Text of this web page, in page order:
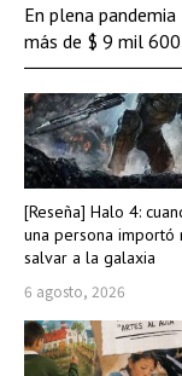
[Reseña] Halo 4:
una persona importó
salvar a la galaxia
6 agosto, 2026
En plena
más de $ 9 mil